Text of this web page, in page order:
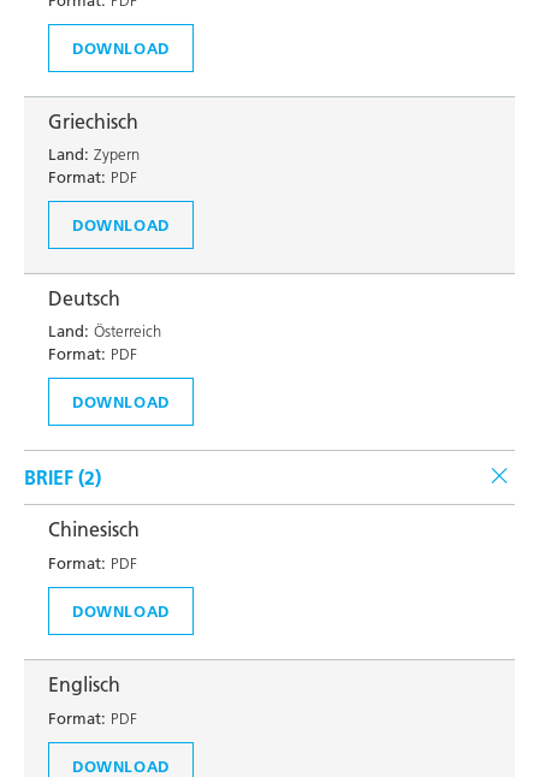
DOWNLOAD
Griechisch
Land: Zypern
Format: PDF
DOWNLOAD
Deutsch
Land: Österreich
Format: PDF
DOWNLOAD
BRIEF (2)
Chinesisch
Format: PDF
DOWNLOAD
Englisch
Format: PDF
DOWNLOAD